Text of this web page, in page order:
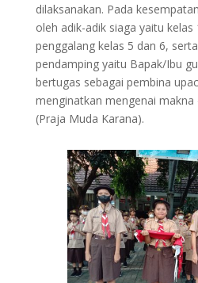
dilaksanakan. Pada
oleh adik-adik siaga yaitu
penggalang kelas 5 dan 6,
pendamping yaitu Bapak/Ibu
bertugas sebagai pembina
menginatkan mengenai makna
(Praja Muda Karana).